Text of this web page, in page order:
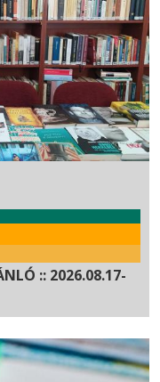
:: 2026.08.17-